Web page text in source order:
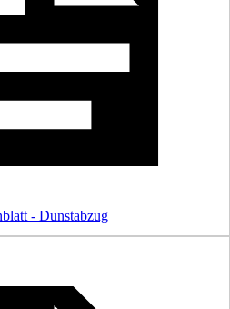
- Dunstabzug